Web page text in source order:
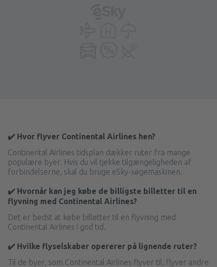
✔️ Hvor flyver Continental Airlines hen?
Continental Airlines tidsplan dækker ruter fra mange
populære byer. Hvis du vil tjekke tilgængeligheden af
forbindelserne, skal du bruge eSky-søgemaskinen.
✔️ Hvornår kan jeg købe de billigste billetter til en
flyvning med Continental Airlines?
Det er bedst at købe billetter til en flyvning med
Continental Airlines i god tid.
✔️ Hvilke flyselskaber opererer på lignende ruter?
Til de byer, som Continental Airlines flyver til, flyver andre